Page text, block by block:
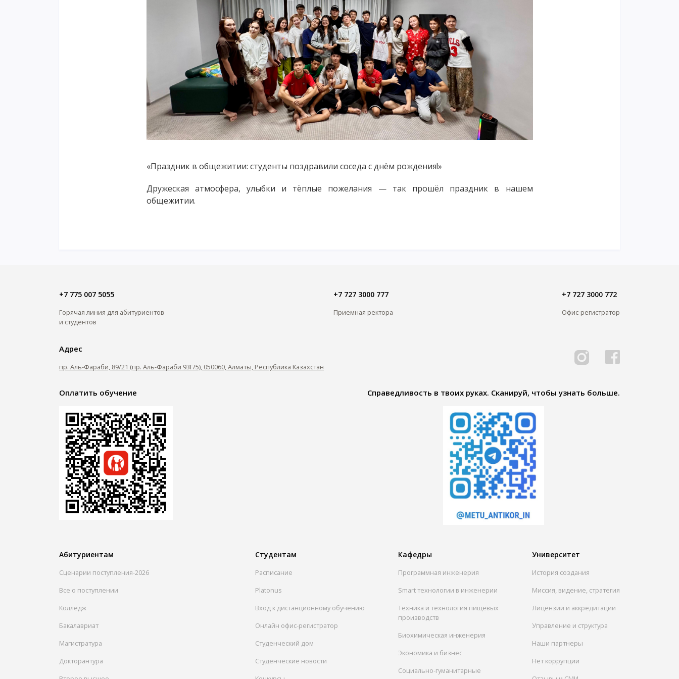
«Праздник в общежитии: студенты поздравили соседа с днём рождения!»
Дружеская атмосфера, улыбки и тёплые пожелания — так прошёл праздник в нашем
общежитии.
+7 775 007 5055
Горячая линия для абитуриентов
и студентов
+7 727 3000 777
Приемная ректора
+7 727 3000 772
Офис-регистратор
Адрес
пр. Аль-Фараби, 89/21 (пр. Аль-Фараби 93Г/5), 050060, Алматы, Республика Казахстан
Оплатить обучение Справедливость в твоих руках. Сканируй, чтобы узнать больше.
Абитуриентам
Сценарии поступления-2026
Все о поступлении
Колледж
Бакалавриат
Магистратура
Докторантура
Студентам
Расписание
Platonus
Вход к дистанционному обучению
Онлайн офис-регистратор
Студенческий дом
Студенческие новости
Кафедры
Программная инженерия
Smart технологии в инженерии
Техника и технология пищевых
производств
Биохимическая инженерия
Экономика и бизнес
Социально-гуманитарные
Университет
История создания
Миссия, видение, стратегия
Лицензии и аккредитации
Управление и структура
Наши партнеры
Нет коррупции